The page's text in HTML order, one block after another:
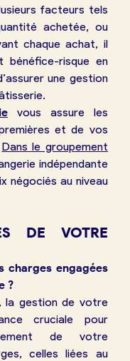
facteurs tels
achetée, ou
chaque achat, il
bénéfice-risque en
une gestion
vous assure les
et de vos
Dans le groupement
indépendante
négociés au niveau
DE VOTRE
charges engagées
?
la gestion de votre
cruciale pour
de votre
celles liées au